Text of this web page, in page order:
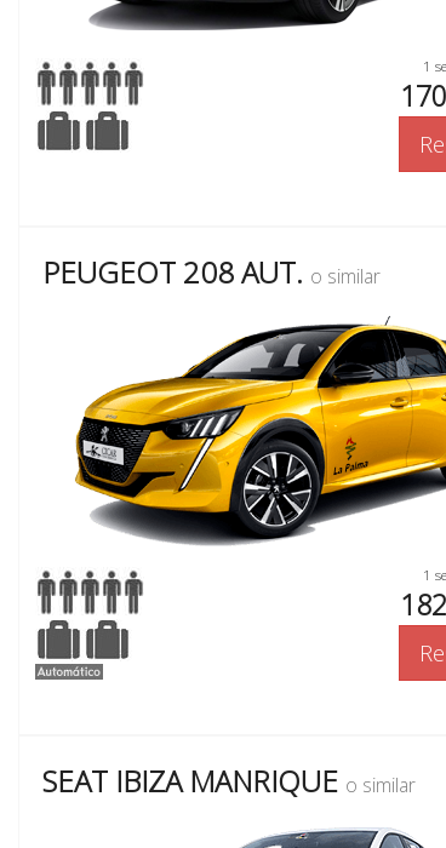
1
PEUGEOT 208 AUT. o similar
1
SEAT IBIZA MANRIQUE o similar